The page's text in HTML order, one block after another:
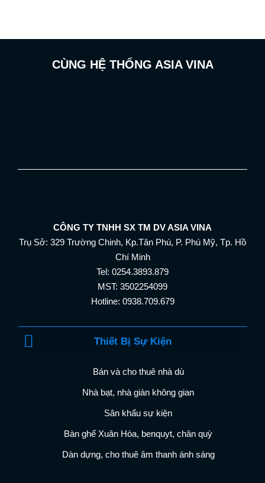
CÙNG HỆ THỐNG ASIA VINA
CÔNG TY TNHH SX TM DV ASIA VINA
Trụ Sở: 329 Trường Chinh, Kp.Tân Phú, P. Phú Mỹ, Tp. Hồ
Chí Minh
Tel: 0254.3893.879
MST: 3502254099
Hotline: 0938.709.679
Thiết Bị Sự Kiện
Bán và cho thuê nhà dù
Nhà bạt, nhà giàn không gian
Sân khấu sự kiện
Bàn ghế Xuân Hòa, benquyt, chân quỳ
Dàn dựng, cho thuê âm thanh ánh sáng